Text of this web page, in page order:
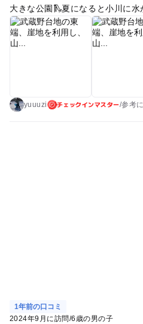
大きな公園🛝夏になると小川に水
ります😊
yuuuzi チェックインマスター/参考に
1年前の口コミ
2024年9月に訪問/6歳の男の子